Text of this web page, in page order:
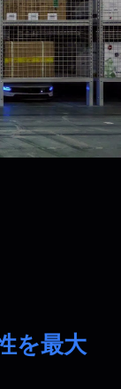
を最大